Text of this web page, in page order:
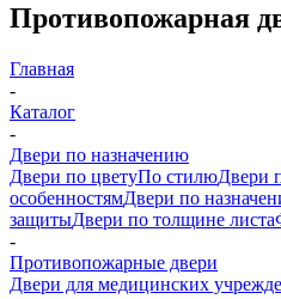
Противопожарная
Главная
-
Каталог
-
Двери по назначению
Двери по цветуПо стилюДвери
особенностямДвери по
защитыДвери по толщине листа
-
Противопожарные двери
Двери для медицинских